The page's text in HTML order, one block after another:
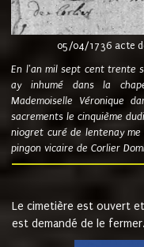
05/04/1736 acte
En l'an mil sept cent trente
ay inhumé dans la
Mademoiselle Véronique
sacrements le cinquième
niogret curé de lentenay
pingon vicaire de Corlier
Le cimetière est ouvert
est demandé de le fermer.